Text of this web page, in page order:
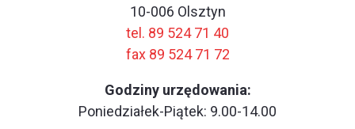
10-006 Olsztyn
tel. 89 524 71 40
fax 89 524 71 72
Godziny urzędowania:
Poniedziałek-Piątek: 9.00-14.00